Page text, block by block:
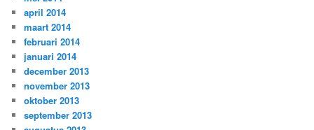
april 2014
maart 2014
februari 2014
januari 2014
december 2013
november 2013
oktober 2013
september 2013